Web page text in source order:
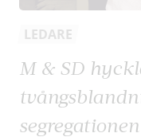
LEDARE
M & SD
segregationen